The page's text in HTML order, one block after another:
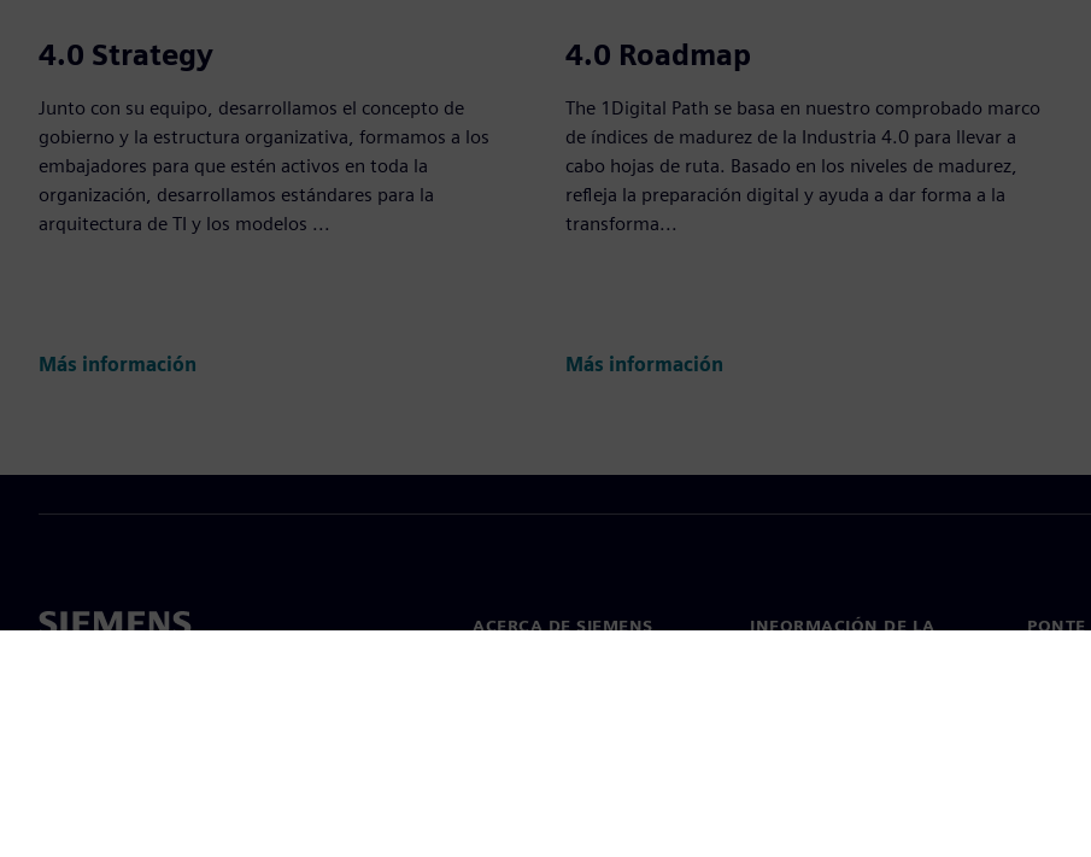
4.0 Strategy
Junto con su equipo, desarrollamos el concepto de
gobierno y la estructura organizativa, formamos a los
embajadores para que estén activos en toda la
organización, desarrollamos estándares para la
arquitectura de TI y los modelos ...
Más información
4.0 Roadmap
The 1Digital Path se basa en nuestro comprobado marco
de índices de madurez de la Industria 4.0 para llevar a
cabo hojas de ruta. Basado en los niveles de madurez,
refleja la preparación digital y ayuda a dar forma a la
transforma...
Más información
ACERCA DE SIEMENS
INFORMACIÓN DE LA
PONTE